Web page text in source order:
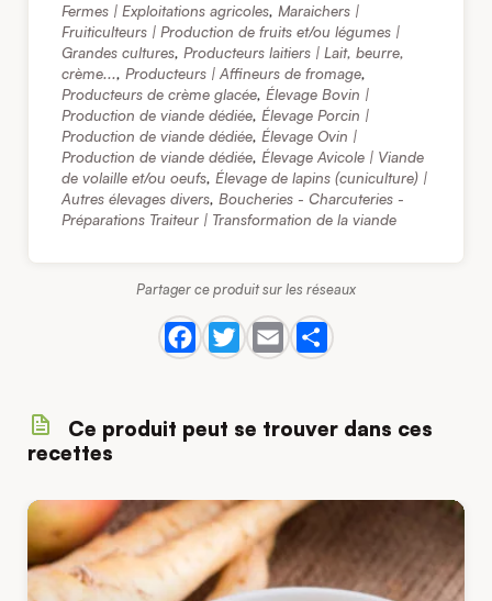
Fermes | Exploitations agricoles, Maraichers |
Fruiticulteurs | Production de fruits et/ou légumes |
Grandes cultures, Producteurs laitiers | Lait, beurre,
crème..., Producteurs | Affineurs de fromage,
Producteurs de crème glacée, Élevage Bovin |
Production de viande dédiée, Élevage Porcin |
Production de viande dédiée, Élevage Ovin |
Production de viande dédiée, Élevage Avicole | Viande
de volaille et/ou oeufs, Élevage de lapins (cuniculture) |
Autres élevages divers, Boucheries - Charcuteries -
Préparations Traiteur | Transformation de la viande
Partager ce produit sur les réseaux
Ce produit peut se trouver dans ces
recettes